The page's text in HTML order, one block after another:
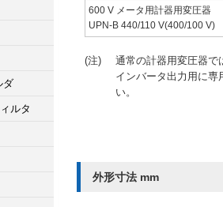
600 V メータ用計器用変圧器
UPN-B 440/110 V(400/100 V)
(注)
通常の計器用変圧器で
インバータ出力用に専
い。
外形寸法 mm
ダ
ルタ